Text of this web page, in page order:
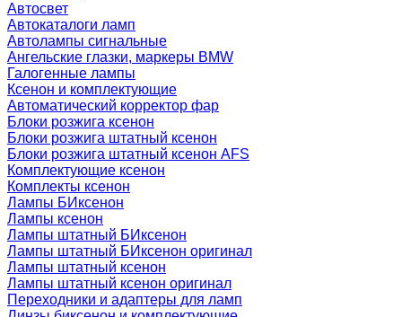
Автосвет
Автокаталоги ламп
Автолампы сигнальные
Ангельские глазки, маркеры BMW
Галогенные лампы
Ксенон и комплектующие
Автоматический корректор фар
Блоки розжига ксенон
Блоки розжига штатный ксенон
Блоки розжига штатный ксенон AFS
Комплектующие ксенон
Комплекты ксенон
Лампы БИксенон
Лампы ксенон
Лампы штатный БИксенон
Лампы штатный БИксенон оригинал
Лампы штатный ксенон
Лампы штатный ксенон оригинал
Переходники и адаптеры для ламп